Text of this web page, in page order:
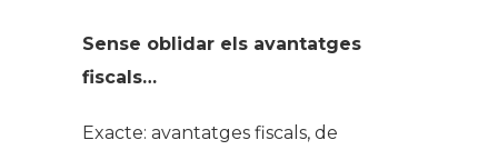
Sense oblidar els avantatges
fiscals…
Exacte: avantatges fiscals, de